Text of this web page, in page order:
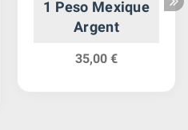
1 Peso Mexique
Argent
35,00 €